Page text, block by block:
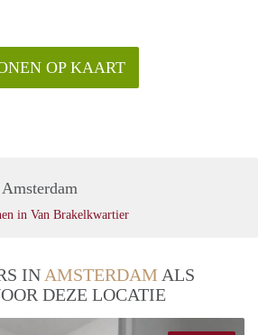
OP KAART
in Van Brakelkwartier
INAMSTERDAM ALS
DEZE LOCATIE